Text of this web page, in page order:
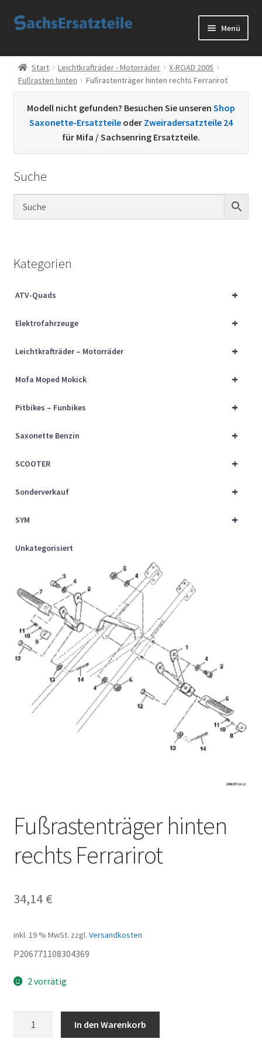
Zur
Zum
Menü
Start
AGB
Datenschutzerklärung
Kontakt
Sachs Ersatzteile
Über uns
Start Leichtkrafträder - Motorräder
X-ROAD 2005
Fußrasten hinten
Fußrastenträger hinten rechts Ferrarirot
Modell nicht gefunden? Besuchen Sie unseren Shop
Saxonette-Ersatzteile oder Zweiradersatzteile 24
für Mifa / Sachsenring Ersatzteile.
Suche
Kategorien
+
ATV-Quads
+
Elektrofahrzeuge
+
Leichtkrafträder – Motorräder
+
Mofa Moped Mokick
+
Pitbikes – Funbikes
+
Saxonette Benzin
+
SCOOTER
+
Sonderverkauf
+
SYM
Unkategorisiert
Fußrastenträger hinten
rechts Ferrarirot
34,14 €
inkl. 19 % MwSt. zzgl. Versandkosten
P206771108304369
2 vorrätig
In den Warenkorb